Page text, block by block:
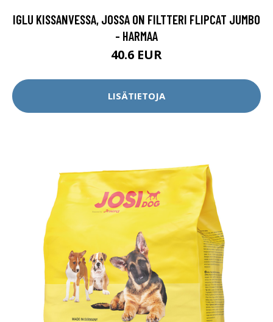
IGLU KISSANVESSA, JOSSA ON FILTTERI FLIPCAT JUMBO
- HARMAA
40.6 EUR
LISÄTIETOJA